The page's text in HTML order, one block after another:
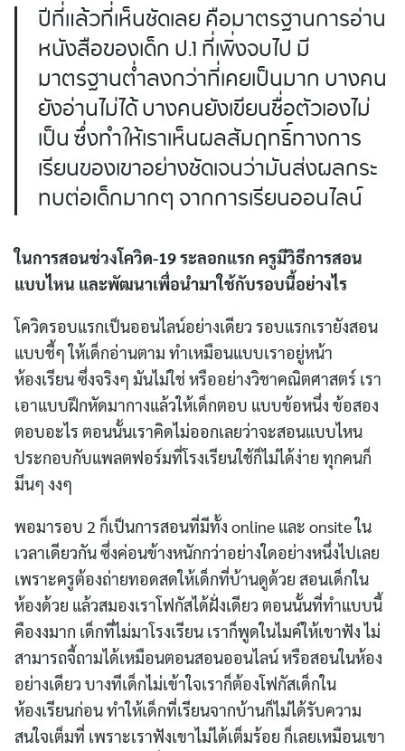
ปีที่แล้วที่เห็นชัดเลย คือมาตรฐานการอ่าน
หนังสือของเด็ก ป.1 ที่เพิ่งจบไป มี
มาตรฐานต่ำลงกว่าที่เคยเป็นมาก บางคน
ยังอ่านไม่ได้ บางคนยังเขียนชื่อตัวเองไม่
เป็น ซึ่งทำให้เราเห็นผลสัมฤทธิ์ทางการ
เรียนของเขาอย่างชัดเจนว่ามันส่งผลกระ
ทบต่อเด็กมากๆ จากการเรียนออนไลน์
ในการสอนช่วงโควิด-19 ระลอกแรก ครูมีวิธีการสอน
แบบไหน และพัฒนาเพื่อนำมาใช้กับรอบนี้อย่างไร
โควิดรอบแรกเป็นออนไลน์อย่างเดียว รอบแรกเรายังสอน
แบบชี้ๆ ให้เด็กอ่านตาม ทำเหมือนแบบเราอยู่หน้า
ห้องเรียน ซึ่งจริงๆ มันไม่ใช่ หรืออย่างวิชาคณิตศาสตร์ เรา
เอาแบบฝึกหัดมากางแล้วให้เด็กตอบ แบบข้อหนึ่ง ข้อสอง
ตอบอะไร ตอนนั้นเราคิดไม่ออกเลยว่าจะสอนแบบไหน
ประกอบกับแพลตฟอร์มที่โรงเรียนใช้ก็ไม่ได้ง่าย ทุกคนก็
มึนๆ งงๆ
พอมารอบ 2 ก็เป็นการสอนที่มีทั้ง online และ onsite ใน
เวลาเดียวกัน ซึ่งค่อนข้างหนักกว่าอย่างใดอย่างหนึ่งไปเลย
เพราะครูต้องถ่ายทอดสดให้เด็กที่บ้านดูด้วย สอนเด็กใน
ห้องด้วย แล้วสมองเราโฟกัสได้ฝั่งเดียว ตอนนั้นที่ทำแบบนี้
คืองงมาก เด็กที่ไม่มาโรงเรียน เราก็พูดในไมค์ให้เขาฟัง ไม่
สามารถจี้ถามได้เหมือนตอนสอนออนไลน์ หรือสอนในห้อง
อย่างเดียว บางทีเด็กไม่เข้าใจเราก็ต้องโฟกัสเด็กใน
ห้องเรียนก่อน ทำให้เด็กที่เรียนจากบ้านก็ไม่ได้รับความ
สนใจเต็มที่ เพราะเราฟังเขาไม่ได้เต็มร้อย ก็เลยเหมือนเขา